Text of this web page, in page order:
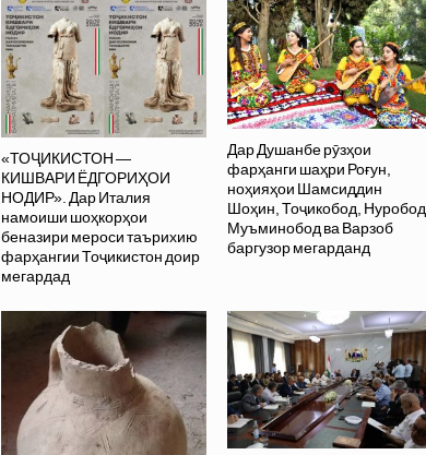
«ТОҶИКИСТОН —
КИШВАРИ ЁДГОРИҲОИ
НОДИР». Дар Италия
намоиши шоҳкорҳои
беназири мероси таърихию
фарҳангии Тоҷикистон доир
мегардад
Дар Душанбе рӯзҳои
фарҳанги шаҳри Роғун,
ноҳияҳои Шамсиддин
Шоҳин, Тоҷикобод, Нуробод,
Муъминобод ва Варзоб
баргузор мегарданд